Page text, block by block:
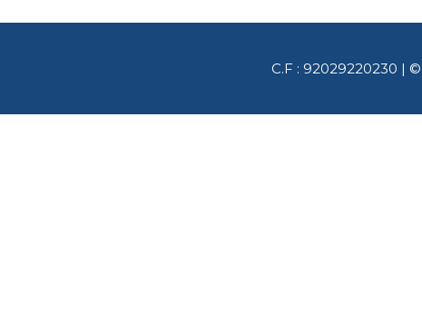
C.F : 92029220230 |